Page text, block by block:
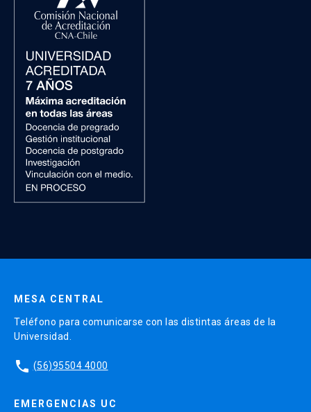
MESA CENTRAL
Teléfono para comunicarse con las distintas áreas de la
Universidad.
phone (56)95504 4000
EMERGENCIAS UC